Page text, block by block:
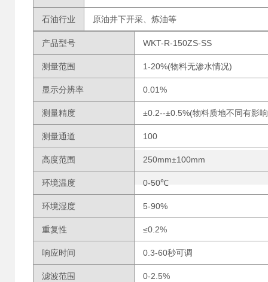
石油行业 原油井下开采、炼油等
产品型号 WKT-R-150ZS-SS
测量范围 1-20%(物料无渗水情况)
显示分辨率 0.01%
测量精度 ±0.2--±0.5%(物料质地不同有影
测量通道 100
高度范围 250mm±100mm
环境温度 0-50℃
环境湿度 5-90%
重复性 ≤0.2%
响应时间 0.3-60秒可调
滤波范围 0-2.5%